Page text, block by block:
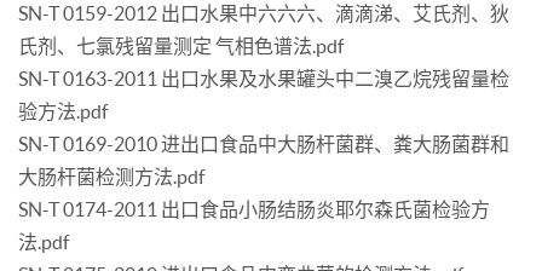
SN-T 0159-2012 出口水果中六六六、滴滴涕、艾氏剂、狄
氏剂、七氯残留量测定 气相色谱法.pdf
SN-T 0163-2011 出口水果及水果罐头中二溴乙烷残留量检
验方法.pdf
SN-T 0169-2010 进出口食品中大肠杆菌群、粪大肠菌群和
大肠杆菌检测方法.pdf
SN-T 0174-2011 出口食品小肠结肠炎耶尔森氏菌检验方
法.pdf